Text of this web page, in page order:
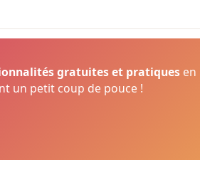
gratuites et pratiques en
un petit coup de pouce !